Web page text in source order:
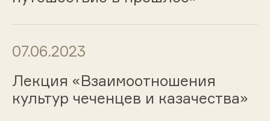
07.06.2023
Лекция «Взаимоотношения
культур чеченцев и казачества»